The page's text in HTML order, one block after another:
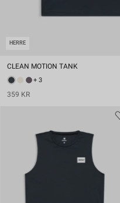
HERRE
CLEAN MOTION TANK
+ 3
359 KR